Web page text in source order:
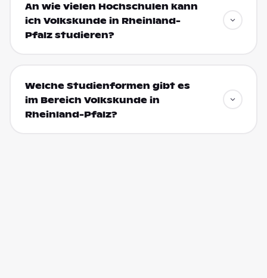
An wie vielen Hochschulen kann
ich Volkskunde in Rheinland-
Pfalz studieren?
Welche Studienformen gibt es
im Bereich Volkskunde in
Rheinland-Pfalz?